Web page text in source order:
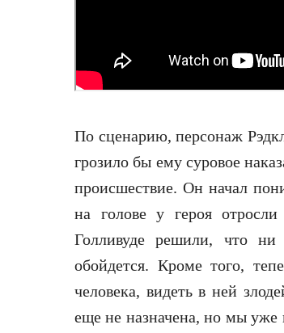
По сценарию, персонаж
грозило бы ему суровое
происшествие. Он начал
на голове у героя
Голливуде решили, что
обойдется. Кроме того,
человека, видеть в ней
еще не назначена, но мы уже